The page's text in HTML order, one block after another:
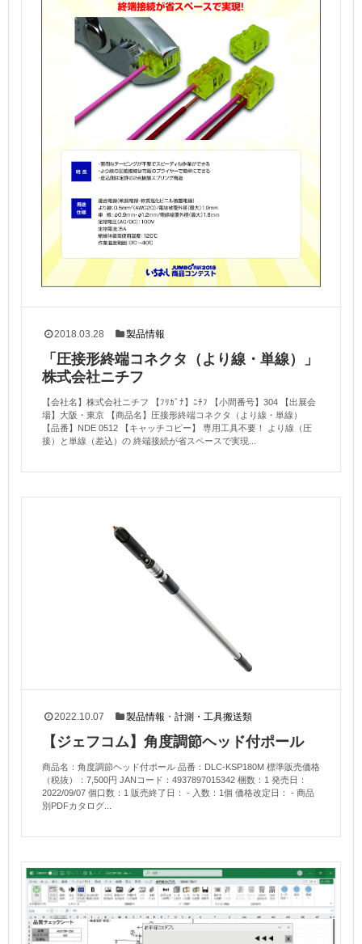
2018.03.28 製品情報
「圧接形終端コネクタ（より線・単線）」
株式会社ニチフ
【会社名】株式会社ニチフ 【ﾌﾘｶﾞﾅ】ﾆﾁﾌ 【小間番号】304 【出展会
場】大阪・東京 【商品名】圧接形終端コネクタ（より線・単線）
【品番】NDE 0512 【キャッチコピー】 専用工具不要！ より線（圧
接）と単線（差込）の 終端接続が省スペースで実現...
2022.10.07 製品情報 ・計測・工具搬送類
【ジェフコム】角度調節ヘッド付ポール
商品名：角度調節ヘッド付ポール 品番：DLC-KSP180M 標準販売価格
（税抜）：7,500円 JANコード：4937897015342 梱数：1 発売日：
2022/09/07 個口数：1 販売終了日： - 入数：1個 価格改定日： - 商品
別PDFカタログ...